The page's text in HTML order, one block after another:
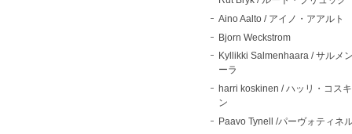
Aino Aalto / アイノ・アアルト
Bjorn Weckstrom
Kyllikki Salmenhaara / サルメ
ーラ
harri koskinen / ハッリ・コス
ン
Paavo Tynell /パーヴォティネ